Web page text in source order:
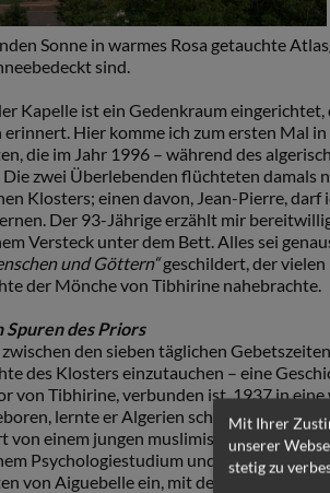
Sonne in warmes Rosa getauchte
sind.
Kapelle ist ein Gedenkraum
erinnert. Hier komme ich zum ersten Mal
die im Jahr 1996 – während des
zwei Überlebenden flüchteten damals
Klosters; einen davon, Jean-Pierre,
Der 93-Jährige erzählt mir
Versteck unter dem Bett. Alles sei
und Göttern“geschildert, der
der Mönche von Tibhirine nahebrachte.
Spuren des Priors
den sieben täglichen
des Klosters einzutauchen – eine
von Tibhirine, verbunden ist. 1937 in
lernte er Algerien schon als Kind
von einem jungen muslimischen
Psychologiestudium und der
von Aiguebelle ein, mit der klaren Vision,
Mit Ihrer
unserer
stetig zu